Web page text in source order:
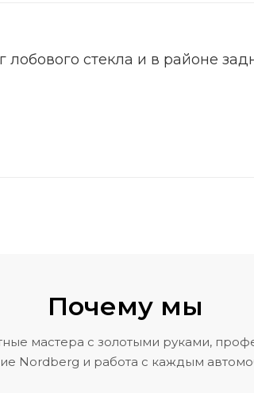
лобового стекла и в районе
Почему мы
мастера с золотыми руками,
Nordberg и работа с каждым